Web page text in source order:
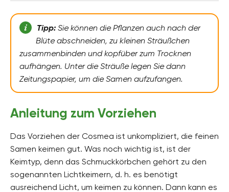
Tipp: Sie können die Pflanzen auch nach der
Blüte abschneiden, zu kleinen Sträußchen
zusammenbinden und kopfüber zum Trocknen
aufhängen. Unter die Sträuße legen Sie dann
Zeitungspapier, um die Samen aufzufangen.
Anleitung zum Vorziehen
Das Vorziehen der Cosmea ist unkompliziert, die feinen
Samen keimen gut. Was noch wichtig ist, ist der
Keimtyp, denn das Schmuckkörbchen gehört zu den
sogenannten Lichtkeimern, d. h. es benötigt
ausreichend Licht, um keimen zu können. Dann kann es